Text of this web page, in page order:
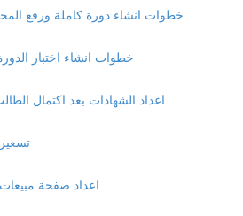
خطوات انشاء دورة كاملة ورفع
خطوات انشاء اختبار الدورة
اعداد الشهادات بعد اكتمال الطالب
تسعير
اعداد صفحة مبيعات